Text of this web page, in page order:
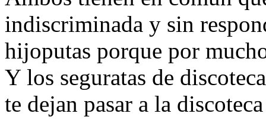
indiscriminada y sin
hijoputas porque por
Y los seguratas de
te dejan pasar a la